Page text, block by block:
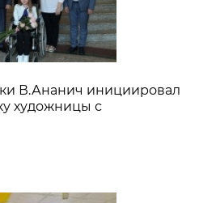
В.Ананич инициировал
художницы с